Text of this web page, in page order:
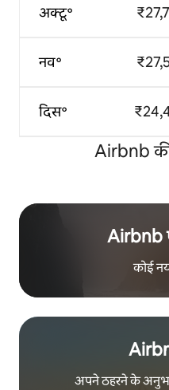
अक्टू॰
नव॰
दिस॰
Airbnb
Airbnb
कोई
अपने ठहरने के